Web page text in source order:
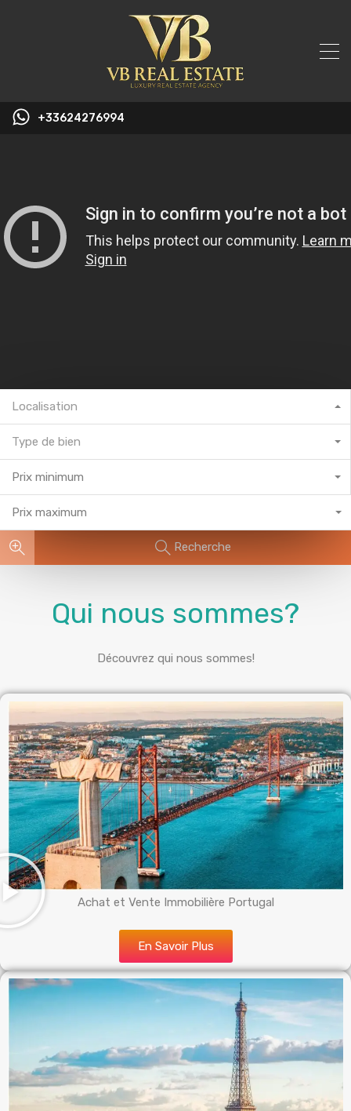
+33624276994
Localisation
Type de bien
Prix minimum
Prix maximum
Recherche
Qui nous sommes?
Découvrez qui nous sommes!
Achat et Vente Immobilière Portugal
En Savoir Plus